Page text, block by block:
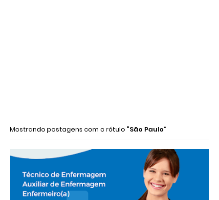
Mostrando postagens com o rótulo São Paulo